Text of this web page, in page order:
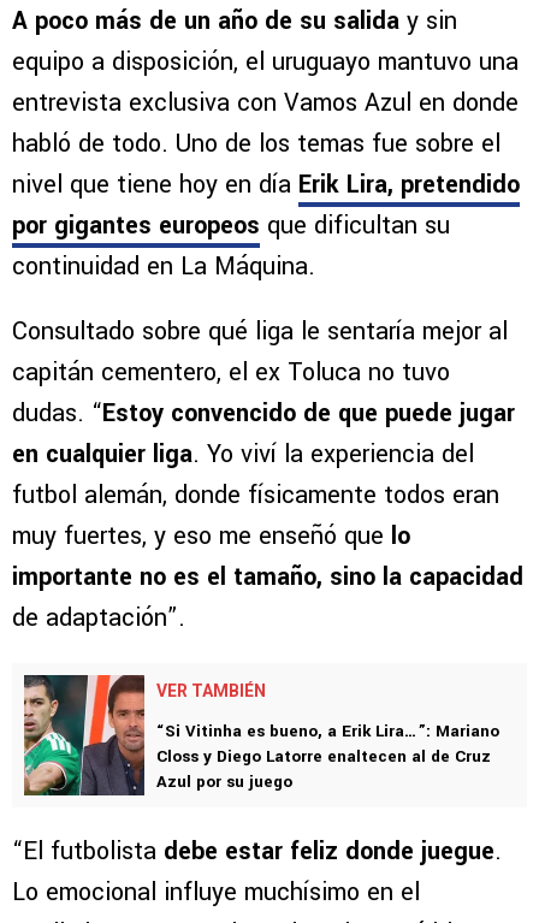
A poco más de un año de su salida y sin
equipo a disposición, el uruguayo mantuvo una
entrevista exclusiva con Vamos Azul en donde
habló de todo. Uno de los temas fue sobre el
nivel que tiene hoy en día Erik Lira, pretendido
por gigantes europeos que dificultan su
continuidad en La Máquina.
Consultado sobre qué liga le sentaría mejor al
capitán cementero, el ex Toluca no tuvo
dudas. “Estoy convencido de que puede jugar
en cualquier liga. Yo viví la experiencia del
futbol alemán, donde físicamente todos eran
muy fuertes, y eso me enseñó que lo
importante no es el tamaño, sino la capacidad
de adaptación”.
VER TAMBIÉN
“Si Vitinha es bueno, a Erik Lira…”: Mariano
Closs y Diego Latorre enaltecen al de Cruz
Azul por su juego
“El futbolista debe estar feliz donde juegue.
Lo emocional influye muchísimo en el